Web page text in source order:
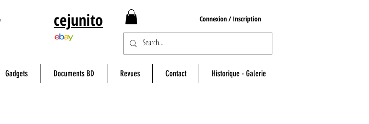
cejunito Connexion / Inscription
Gadgets Documents BD Revues Contact Historique - Galerie